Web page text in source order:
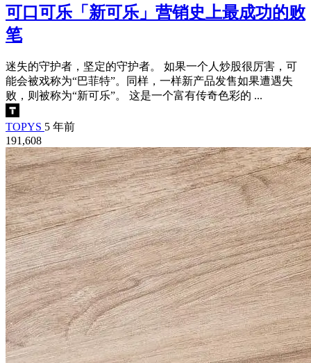
可口可乐「新可乐」营销史上最成功的败
笔
迷失的守护者，坚定的守护者。 如果一个人炒股很厉害，可
能会被戏称为“巴菲特”。同样，一样新产品发售如果遭遇失
败，则被称为“新可乐”。 这是一个富有传奇色彩的 ...
TOPYS 5 年前
191,608